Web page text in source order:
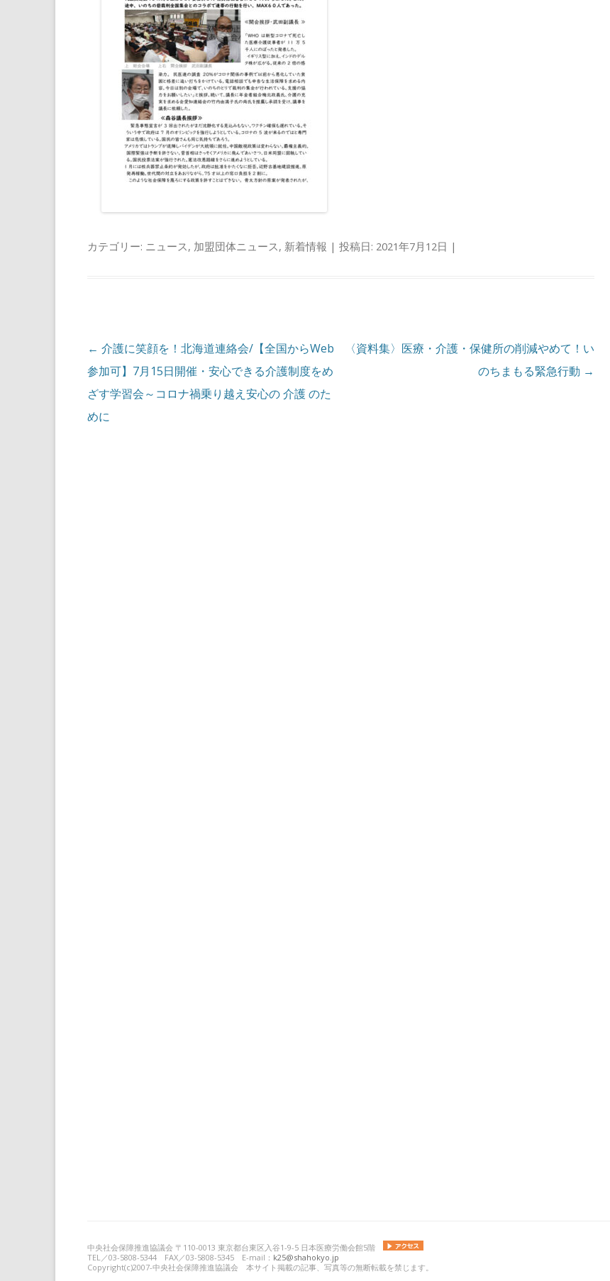
カテゴリー: ニュース, 加盟団体ニュース, 新着情報 | 投稿日: 2021年7月12日 |
投稿ナビゲーション
← 介護に笑顔を！北海道連絡会/【全国からWeb
参加可】7月15日開催・安心できる介護制度をめ
ざす学習会～コロナ禍乗り越え安心の 介護 のた
めに
〈資料集〉医療・介護・保健所の削減やめて！い
のちまもる緊急行動 →
中央社会保障推進協議会 〒110-0013 東京都台東区入谷1-9-5 日本医療労働会館5階
TEL／03-5808-5344 FAX／03-5808-5345 E-mail： k25@shahokyo.jp
Copyright(c)2007-中央社会保障推進協議会 本サイト掲載の記事、写真等の無断転載を禁じます。